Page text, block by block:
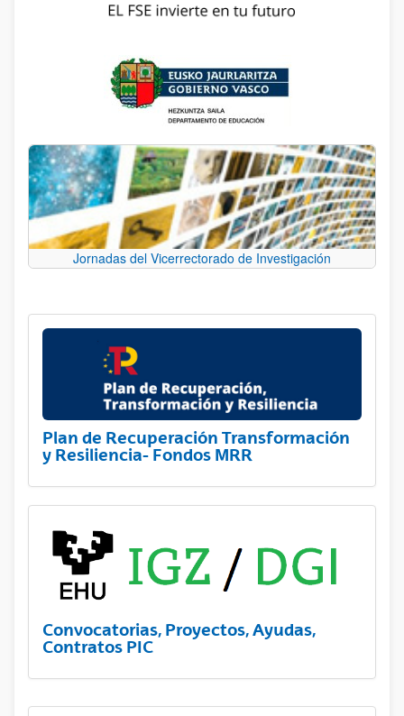
Jornadas del Vicerrectorado de Investigación
Plan de Recuperación Transformación
y Resiliencia- Fondos MRR
Convocatorias, Proyectos, Ayudas,
Contratos PIC